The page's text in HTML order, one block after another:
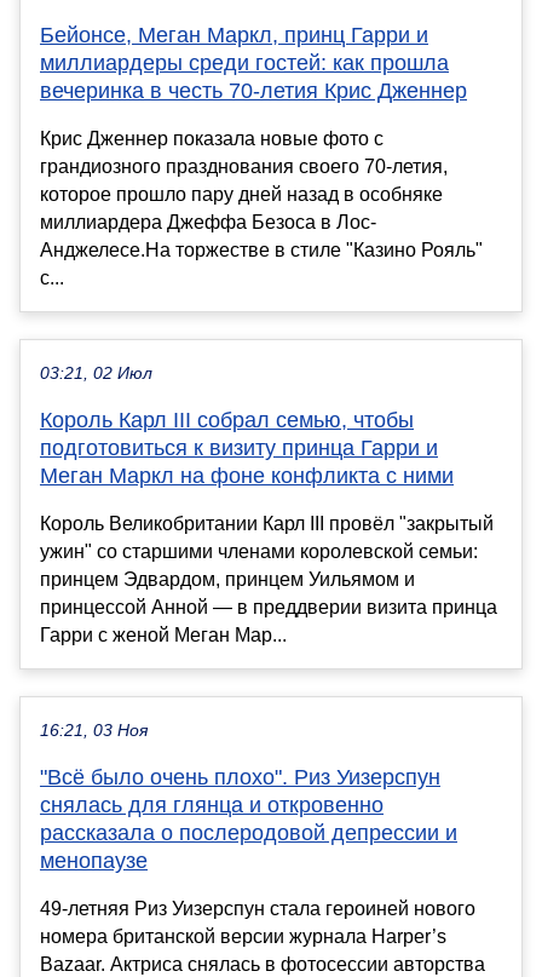
Бейонсе, Меган Маркл, принц Гарри и
миллиардеры среди гостей: как прошла
вечеринка в честь 70-летия Крис Дженнер
Крис Дженнер показала новые фото с
грандиозного празднования своего 70-летия,
которое прошло пару дней назад в особняке
миллиардера Джеффа Безоса в Лос-
Анджелесе.На торжестве в стиле "Казино Рояль"
с...
03:21, 02 Июл
Король Карл III собрал семью, чтобы
подготовиться к визиту принца Гарри и
Меган Маркл на фоне конфликта с ними
Король Великобритании Карл III провёл "закрытый
ужин" со старшими членами королевской семьи:
принцем Эдвардом, принцем Уильямом и
принцессой Анной — в преддверии визита принца
Гарри с женой Меган Мар...
16:21, 03 Ноя
"Всё было очень плохо". Риз Уизерспун
снялась для глянца и откровенно
рассказала о послеродовой депрессии и
менопаузе
49-летняя Риз Уизерспун стала героиней нового
номера британской версии журнала Harper’s
Bazaar. Актриса снялась в фотосессии авторства